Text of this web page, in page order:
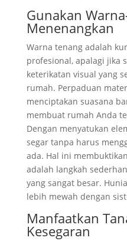
Gunakan
Menenangkan
Warna tenang adalah
profesional, apalagi jika
keterikatan visual yang
rumah. Perpaduan
menciptakan suasana
membuat rumah Anda
Dengan menyatukan
segar tanpa harus
ada. Hal ini
adalah langkah
yang sangat besar.
lebih mewah dengan
Manfaatkan
Kesegaran